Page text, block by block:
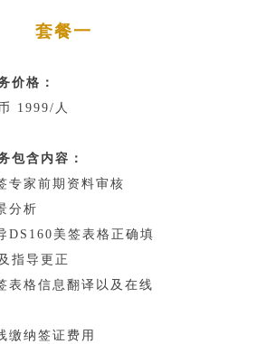
套餐一
价格：
1999/人
包含内容：
专家前期资料审核
分析
DS160美签表格正确填
指导更正
表格信息翻译以及在线
缴纳签证费用